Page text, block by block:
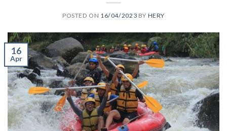
POSTED ON 16/04/2023 BY HERY
16
Apr